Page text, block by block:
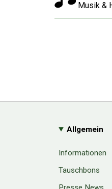
Musik &
Allgemein
Informationen
Tauschbons